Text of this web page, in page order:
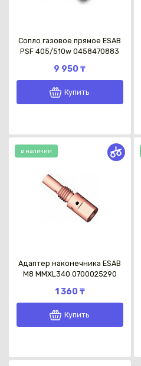
Сопло газовое прямое ESAB
PSF 405/510w 0458470883
9 950 ₸
Купить
в наличии
Адаптер наконечника ESAB
М8 МMXL340 0700025290
1 360 ₸
Купить